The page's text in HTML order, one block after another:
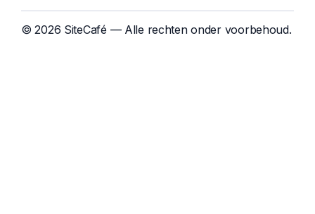
© 2026 SiteCafé — Alle rechten onder voorbehoud.